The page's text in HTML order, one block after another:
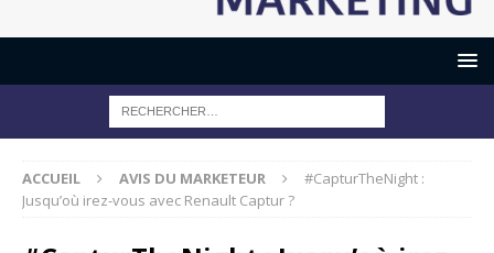
ACCUEIL AVIS DU MARKETEUR
#CapturTheNight :
Jusqu’où irez-vous avec Renault Captur ?